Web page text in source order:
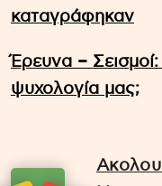
καταγράφηκαν
Έρευνα –
ψυχολογία μας;